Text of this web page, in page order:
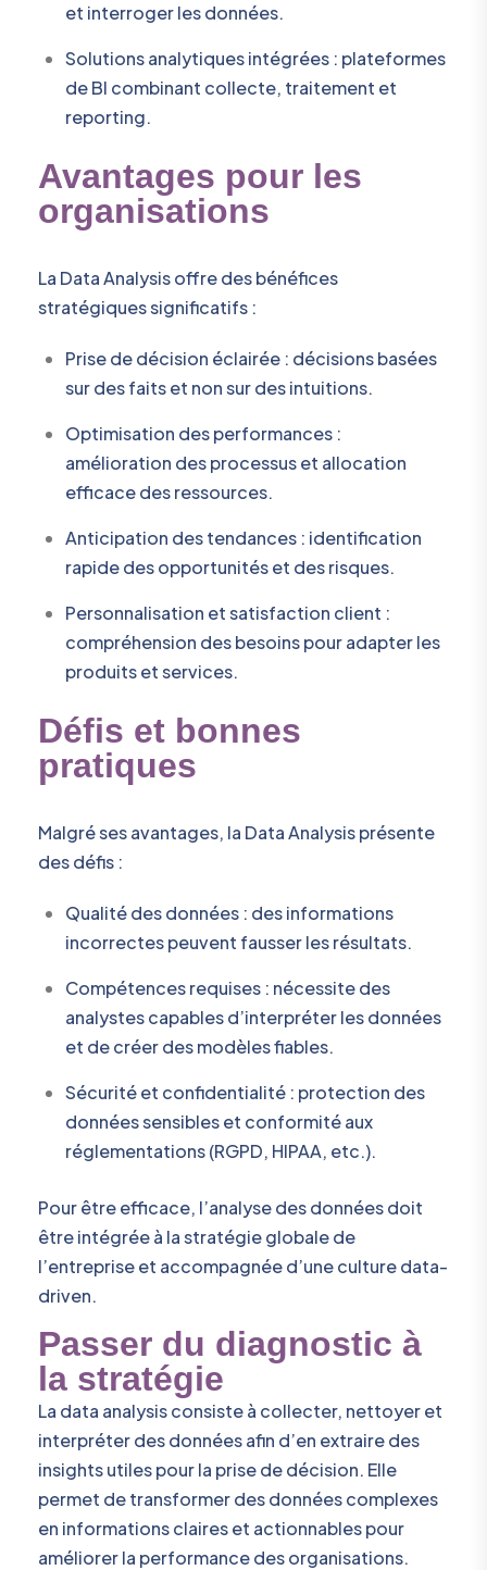
et interroger les données.
Solutions analytiques intégrées : plateformes
de BI combinant collecte, traitement et
reporting.
Avantages pour les
organisations
La Data Analysis offre des bénéfices
stratégiques significatifs :
Prise de décision éclairée : décisions basées
sur des faits et non sur des intuitions.
Optimisation des performances :
amélioration des processus et allocation
efficace des ressources.
Anticipation des tendances : identification
rapide des opportunités et des risques.
Personnalisation et satisfaction client :
compréhension des besoins pour adapter les
produits et services.
Défis et bonnes
pratiques
Malgré ses avantages, la Data Analysis présente
des défis :
Qualité des données : des informations
incorrectes peuvent fausser les résultats.
Compétences requises : nécessite des
analystes capables d’interpréter les données
et de créer des modèles fiables.
Sécurité et confidentialité : protection des
données sensibles et conformité aux
réglementations (RGPD, HIPAA, etc.).
Pour être efficace, l’analyse des données doit
être intégrée à la stratégie globale de
l’entreprise et accompagnée d’une culture data-
driven.
Passer du diagnostic à
la stratégie
La data analysis consiste à collecter, nettoyer et
interpréter des données afin d’en extraire des
insights utiles pour la prise de décision. Elle
permet de transformer des données complexes
en informations claires et actionnables pour
améliorer la performance des organisations.